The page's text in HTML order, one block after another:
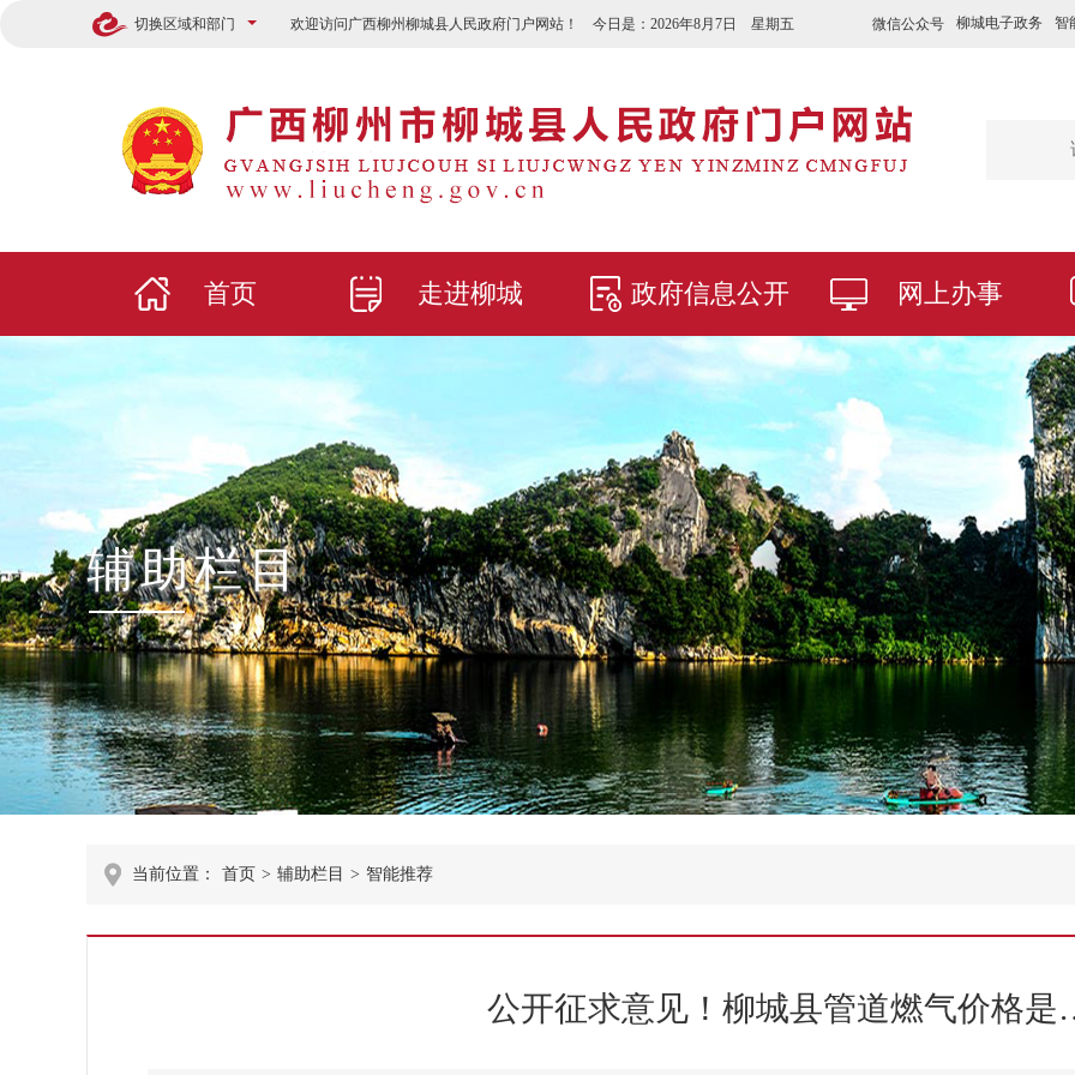
切换区域和部门 微信公众号 柳城电子政务 智
欢迎访问广西柳州柳城县人民政府门户网站！ 今日是： 2026年8月7日 星期五
首页 走进柳城 政府信息公开 网上办事
辅助栏目
当前位置： 首页 > 辅助栏目 > 智能推荐
公开征求意见！柳城县管道燃气价格